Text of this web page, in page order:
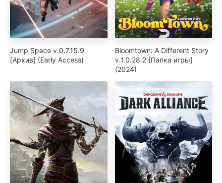
Jump Space v.0.7.15.9
[Архив] (Early Access)
Bloomtown: A Different Story
v.1.0.28.2 [Папка игры]
(2024)